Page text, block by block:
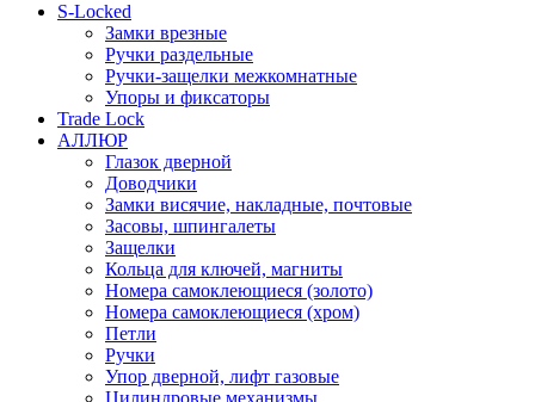
S-Locked
Замки врезные
Ручки раздельные
Ручки-защелки межкомнатные
Упоры и фиксаторы
Trade Lock
АЛЛЮР
Глазок дверной
Доводчики
Замки висячие, накладные, почтовые
Засовы, шпингалеты
Защелки
Кольца для ключей, магниты
Номера самоклеющиеся (золото)
Номера самоклеющиеся (хром)
Петли
Ручки
Упор дверной, лифт газовые
Цилиндровые механизмы